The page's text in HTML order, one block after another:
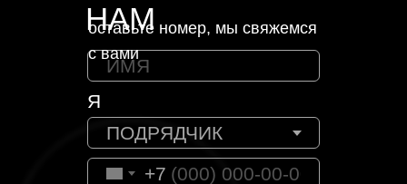
оставьте номер, мы свяжемся
с вами
НАМ
Я
+7